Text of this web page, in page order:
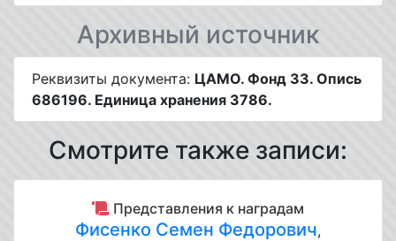
Архивный источник
Реквизиты документа: ЦАМО. Фонд 33. Опись
686196. Единица хранения 3786.
Смотрите также записи:
Представления к наградам
Фисенко Семен Федорович,